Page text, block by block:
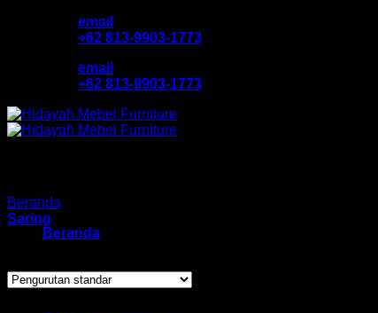
email
+62 813-9903-1773
email
+62 813-9903-1773
Beranda
Katalog Produk
Beranda
Saring